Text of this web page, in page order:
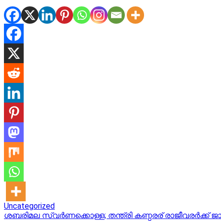
Uncategorized
Post
ശബരിമല സ്വർണക്കൊള്ള; തന്ത്രി കണ്ഠരര് രാജീവരർക്ക്